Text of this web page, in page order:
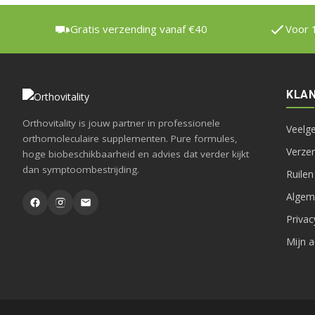
Gratis verzending vanaf €40 Voor
Orthovitality is jouw partner in professionele
orthomoleculaire supplementen. Pure formules,
hoge biobeschikbaarheid en advies dat verder kijkt
dan symptoombestrijding.
Mijn